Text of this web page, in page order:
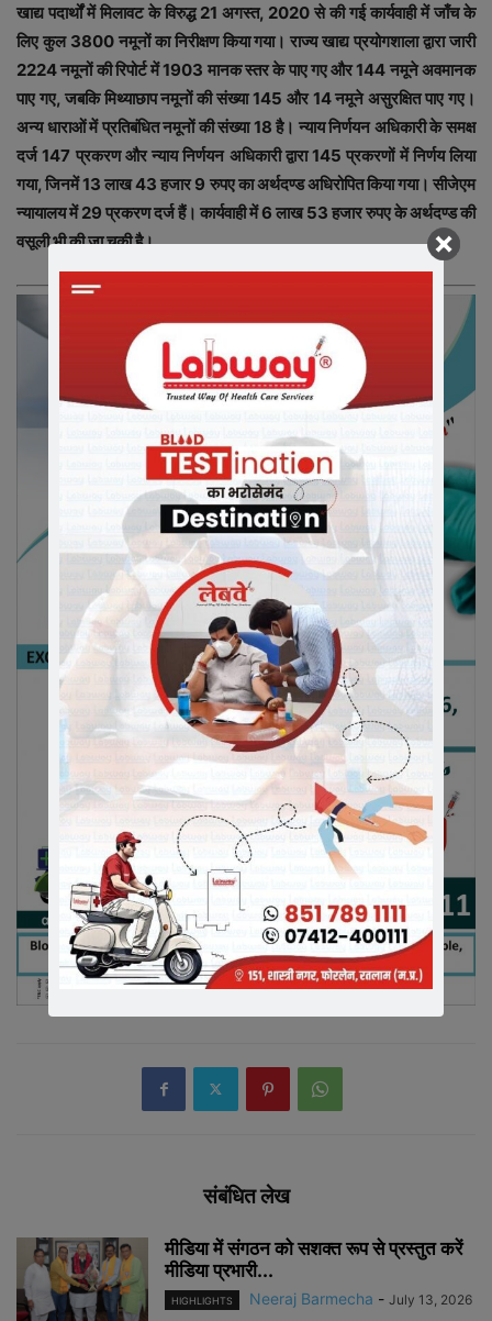
खाद्य पदार्थों में मिलावट के विरुद्ध 21 अगस्त, 2020 से की गई कार्यवाही में जाँच के
लिए कुल 3800 नमूनों का निरीक्षण किया गया। राज्य खाद्य प्रयोगशाला द्वारा जारी
2224 नमूनों की रिपोर्ट में 1903 मानक स्तर के पाए गए और 144 नमूने अवमानक
पाए गए, जबकि मिथ्याछाप नमूनों की संख्या 145 और 14 नमूने असुरक्षित पाए गए।
अन्य धाराओं में प्रतिबंधित नमूनों की संख्या 18 है। न्याय निर्णयन अधिकारी के समक्ष
दर्ज 147 प्रकरण और न्याय निर्णयन अधिकारी द्वारा 145 प्रकरणों में निर्णय लिया
गया, जिनमें 13 लाख 43 हजार 9 रुपए का अर्थदण्ड अधिरोपित किया गया। सीजेएम
न्यायालय में 29 प्रकरण दर्ज हैं। कार्यवाही में 6 लाख 53 हजार रुपए के अर्थदण्ड की
वसूली भी की जा चुकी है।
संबंधित लेख
मीडिया में संगठन को सशक्त रूप से प्रस्तुत करें
मीडिया प्रभारी...
HIGHLIGHTS Neeraj Barmecha - July 13, 2026